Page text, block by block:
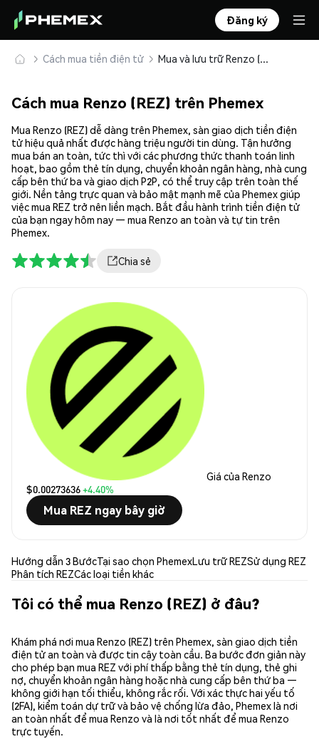
Đăng ký
Cách mua tiền điện tử Mua và lưu trữ Renzo (REZ) an toàn
Cách mua Renzo (REZ) trên Phemex
Mua Renzo (REZ) dễ dàng trên Phemex, sàn giao dịch tiền điện
tử hiệu quả nhất được hàng triệu người tin dùng. Tận hưởng
mua bán an toàn, tức thì với các phương thức thanh toán linh
hoạt, bao gồm thẻ tín dụng, chuyển khoản ngân hàng, nhà cung
cấp bên thứ ba và giao dịch P2P, có thể truy cập trên toàn thế
giới. Nền tảng trực quan và bảo mật mạnh mẽ của Phemex giúp
việc mua REZ trở nên liền mạch. Bắt đầu hành trình tiền điện tử
của bạn ngay hôm nay — mua Renzo an toàn và tự tin trên
Phemex.
Chia sẻ
Giá của Renzo
$0.00273636+4.40%
Mua REZ ngay bây giờ
Hướng dẫn 3 BướcTại sao chọn PhemexLưu trữ REZSử dụng REZ
Phân tích REZCác loại tiền khác
Tôi có thể mua Renzo (REZ) ở đâu?
Khám phá nơi mua Renzo (REZ) trên Phemex, sàn giao dịch tiền
điện tử an toàn và được tin cậy toàn cầu. Ba bước đơn giản này
cho phép bạn mua REZ với phí thấp bằng thẻ tín dụng, thẻ ghi
nợ, chuyển khoản ngân hàng hoặc nhà cung cấp bên thứ ba —
không giới hạn tối thiểu, không rắc rối. Với xác thực hai yếu tố
(2FA), kiểm toán dự trữ và bảo vệ chống lừa đảo, Phemex là nơi
an toàn nhất để mua Renzo và là nơi tốt nhất để mua Renzo
trực tuyến.